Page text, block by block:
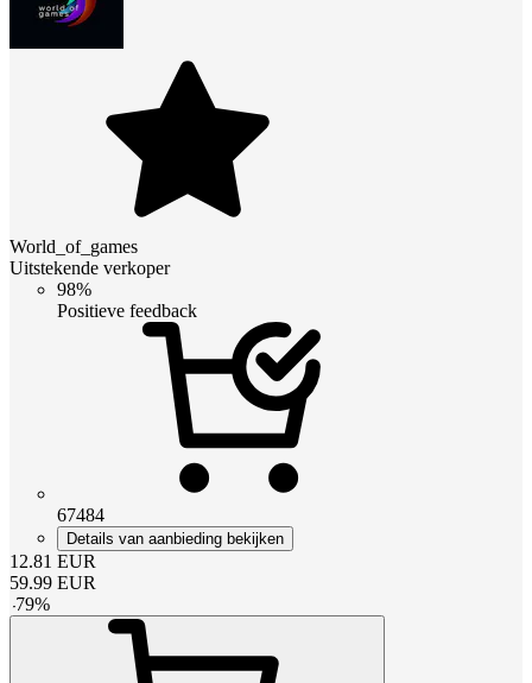
World_of_games
Uitstekende verkoper
98%
Positieve feedback
67484
Details van aanbieding bekijken
12.81 EUR
59.99 EUR
-79%